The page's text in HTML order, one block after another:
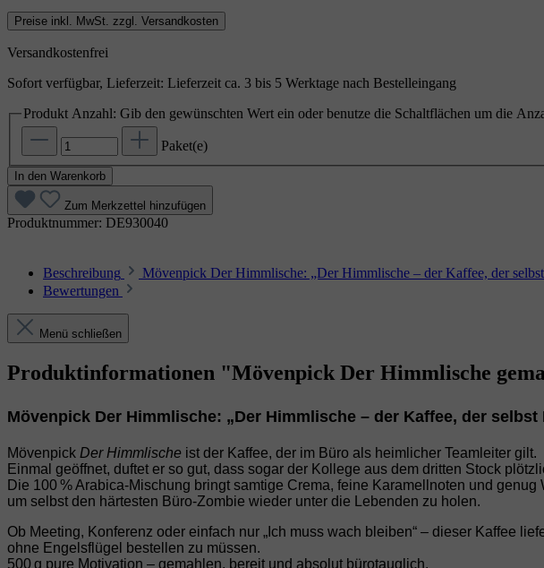
Preise inkl. MwSt. zzgl. Versandkosten
Versandkostenfrei
Sofort verfügbar, Lieferzeit: Lieferzeit ca. 3 bis 5 Werktage nach Bestelleingang
Produkt Anzahl: Gib den gewünschten Wert ein oder benutze die Schaltflächen um die
Paket(e)
In den Warenkorb
Zum Merkzettel hinzufügen
Produktnummer: DE930040
Beschreibung Mövenpick Der Himmlische: „Der Himmlische – der Kaffee, der
Bewertungen
Menü schließen
Produktinformationen "Mövenpick Der Himmlische
Mövenpick Der Himmlische: „Der Himmlische – der Kaffee, der
Mövenpick Der Himmlische ist der Kaffee, der im Büro als heimlicher Teamleiter gilt.
Einmal geöffnet, duftet er so gut, dass sogar der Kollege aus dem dritten Stock
Die 100 % Arabica‑Mischung bringt samtige Crema, feine Karamellnoten und genug
um selbst den härtesten Büro‑Zombie wieder unter die Lebenden zu holen.
Ob Meeting, Konferenz oder einfach nur „Ich muss wach bleiben“ – dieser Kaffee
ohne Engelsflügel bestellen zu müssen.
500 g pure Motivation – gemahlen, bereit und absolut bürotauglich.